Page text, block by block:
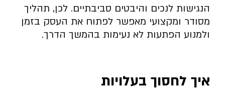
הנגישות לנכים והיבטים סביבתיים. לכן, תהליך
מסודר ומקצועי מאפשר לפתוח את העסק בזמן
ולמנוע הפתעות לא נעימות בהמשך הדרך.
איך לחסוך בעלויות